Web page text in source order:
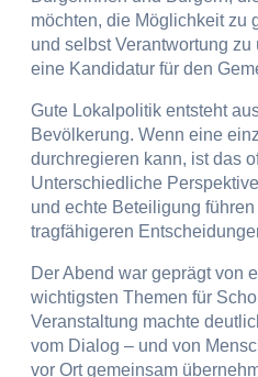
möchten, die Möglichkeit zu
und selbst Verantwortung
eine Kandidatur für den
Gute Lokalpolitik entsteht
Bevölkerung. Wenn eine
durchregieren kann, ist das
Unterschiedliche
und echte Beteiligung
tragfähigeren
Der Abend war geprägt von
wichtigsten Themen für
Veranstaltung machte
vom Dialog – und von
vor Ort gemeinsam